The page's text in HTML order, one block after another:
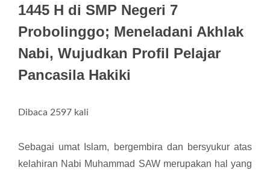
1445 H di SMP Negeri 7
Probolinggo; Meneladani Akhlak
Nabi, Wujudkan Profil Pelajar
Pancasila Hakiki
Dibaca 2597 kali
Sebagai umat Islam, bergembira dan bersyukur atas
kelahiran Nabi Muhammad SAW merupakan hal yang